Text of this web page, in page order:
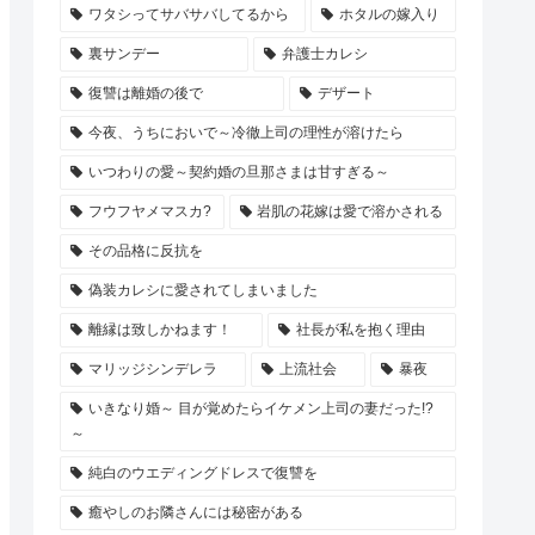
ワタシってサバサバしてるから ホタルの嫁入り
裏サンデー 弁護士カレシ
復讐は離婚の後で デザート
今夜、うちにおいで～冷徹上司の理性が溶けたら
いつわりの愛～契約婚の旦那さまは甘すぎる～
フウフヤメマスカ? 岩肌の花嫁は愛で溶かされる
その品格に反抗を
偽装カレシに愛されてしまいました
離縁は致しかねます！ 社長が私を抱く理由
マリッジシンデレラ 上流社会 暴夜
いきなり婚～ 目が覚めたらイケメン上司の妻だった!?
～
純白のウエディングドレスで復讐を
癒やしのお隣さんには秘密がある